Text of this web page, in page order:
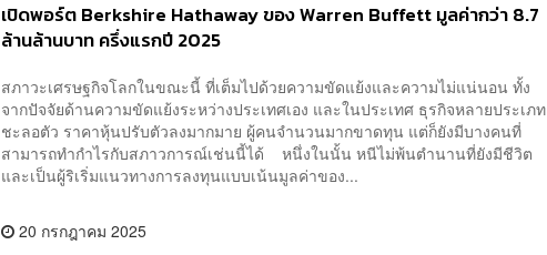
เปิดพอร์ต Berkshire Hathaway ของ Warren Buffett มูลค่ากว่า 8.7
ล้านล้านบาท ครึ่งแรกปี 2025
สภาวะเศรษฐกิจโลกในขณะนี้ ที่เต็มไปด้วยความขัดแย้งและความไม่แน่นอน ทั้ง
จากปัจจัยด้านความขัดแย้งระหว่างประเทศเอง และในประเทศ ธุรกิจหลายประเภท
ชะลอตัว ราคาหุ้นปรับตัวลงมากมาย ผู้คนจำนวนมากขาดทุน แต่ก็ยังมีบางคนที่
สามารถทำกำไรกับสภาวการณ์เช่นนี้ได้ หนึ่งในนั้น หนีไม่พ้นตำนานที่ยังมีชีวิต
และเป็นผู้ริเริ่มแนวทางการลงทุนแบบเน้นมูลค่าของ...
20 กรกฎาคม 2025